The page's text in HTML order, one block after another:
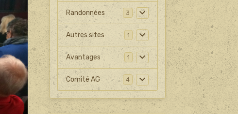
Randonnées 3
Autres sites 1
Avantages 1
Comité AG 4